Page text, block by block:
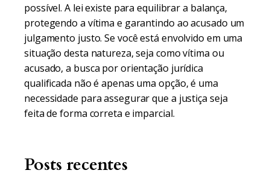
possível. A lei existe para equilibrar a balança,
protegendo a vítima e garantindo ao acusado um
julgamento justo. Se você está envolvido em uma
situação desta natureza, seja como vítima ou
acusado, a busca por orientação jurídica
qualificada não é apenas uma opção, é uma
necessidade para assegurar que a justiça seja
feita de forma correta e imparcial.
Posts recentes